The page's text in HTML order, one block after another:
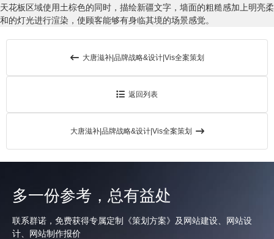
天花板区域使用土棕色的同时，描绘新疆文字，墙面的粗糙感加上明亮柔
和的灯光进行渲染，使顾客能够有身临其境的场景感觉。
大唐滋补|品牌战略&设计|Vis全案策划
返回列表
大唐滋补|品牌战略&设计|Vis全案策划
多一份参考，总有益处
联系群诺，免费获得专属定制《策划方案》及网站建设、网站设
计、网站制作报价